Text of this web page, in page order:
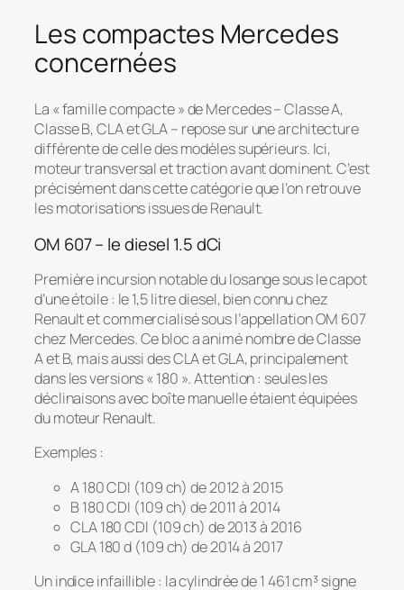
Les compactes Mercedes
concernées
La « famille compacte » de Mercedes – Classe A,
Classe B, CLA et GLA – repose sur une architecture
différente de celle des modèles supérieurs. Ici,
moteur transversal et traction avant dominent. C’est
précisément dans cette catégorie que l’on retrouve
les motorisations issues de Renault.
OM 607 – le diesel 1.5 dCi
Première incursion notable du losange sous le capot
d’une étoile : le 1,5 litre diesel, bien connu chez
Renault et commercialisé sous l’appellation OM 607
chez Mercedes. Ce bloc a animé nombre de Classe
A et B, mais aussi des CLA et GLA, principalement
dans les versions « 180 ». Attention : seules les
déclinaisons avec boîte manuelle étaient équipées
du moteur Renault.
Exemples :
A 180 CDI (109 ch) de 2012 à 2015
B 180 CDI (109 ch) de 2011 à 2014
CLA 180 CDI (109 ch) de 2013 à 2016
GLA 180 d (109 ch) de 2014 à 2017
Un indice infaillible : la cylindrée de 1 461 cm³ signe